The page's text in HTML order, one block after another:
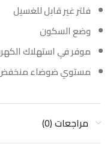
فلتر غير قابل للغسيل
وضع السكون
موفر في استهلاك
مستوي ضوضاء
مراجعات (0)